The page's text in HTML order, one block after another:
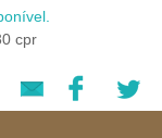
cpr